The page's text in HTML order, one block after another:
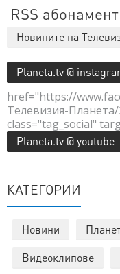
RSS абонамент
Новините на
Planeta.tv @
href="https://
Телевизия-
class="tag_social"
Planeta.tv @ youtube
КАТЕГОРИИ
Новини
Видеоклипове